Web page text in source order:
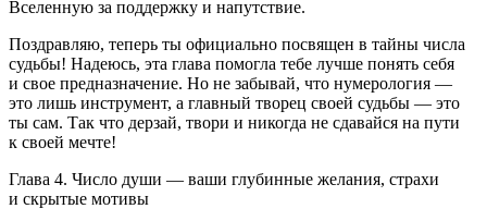
Вселенную за поддержку и напутствие.
Поздравляю, теперь ты официально посвящен в тайны числа
судьбы! Надеюсь, эта глава помогла тебе лучше понять себя
и свое предназначение. Но не забывай, что нумерология —
это лишь инструмент, а главный творец своей судьбы — это
ты сам. Так что дерзай, твори и никогда не сдавайся на пути
к своей мечте!
Глава 4. Число души — ваши глубинные желания, страхи
и скрытые мотивы